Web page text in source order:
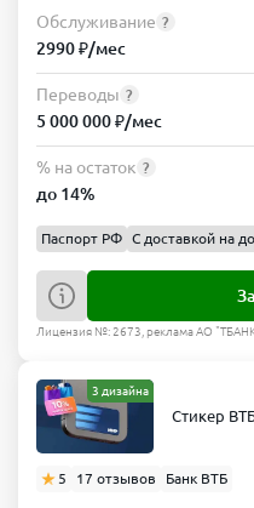
Обслуживание ?
2990 ₽/мес
Переводы ?
5 000 000 ₽/мес
% на остаток ?
до 14%
Паспорт РФ С доставкой на
Лицензия №: 2673, реклама АО
3 дизайна
Стикер
5 17 отзывов Банк ВТБ